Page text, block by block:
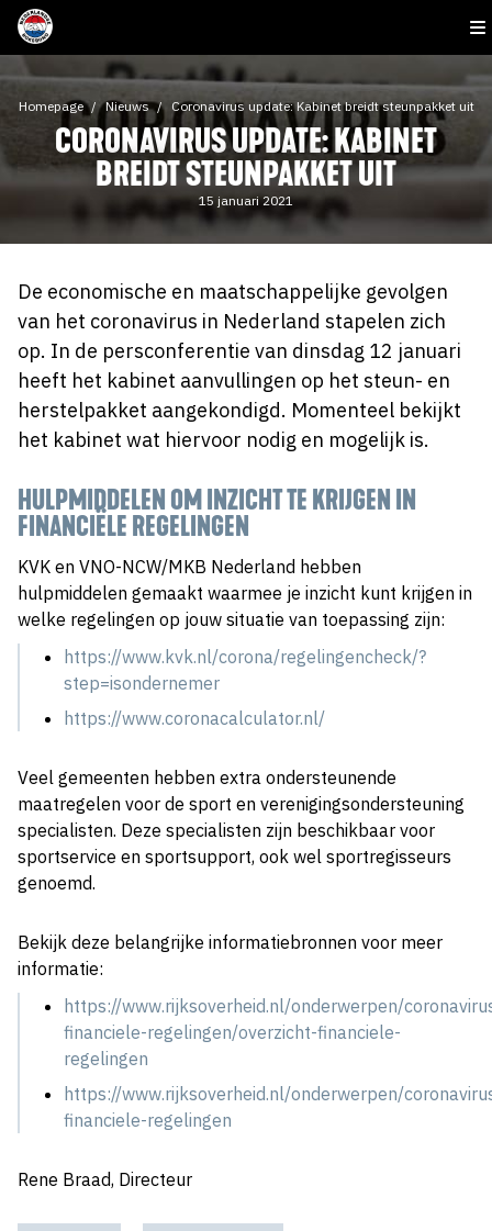
Homepage Nieuws Coronavirus update: Kabinet breidt steunpakket uit
CORONAVIRUS UPDATE: KABINET
BREIDT STEUNPAKKET UIT
15 januari 2021
De economische en maatschappelijke gevolgen
van het coronavirus in Nederland stapelen zich
op. In de persconferentie van dinsdag 12 januari
heeft het kabinet aanvullingen op het steun- en
herstelpakket aangekondigd. Momenteel bekijkt
het kabinet wat hiervoor nodig en mogelijk is.
HULPMIDDELEN OM INZICHT TE KRIJGEN IN
FINANCIËLE REGELINGEN
KVK en VNO-NCW/MKB Nederland hebben
hulpmiddelen gemaakt waarmee je inzicht kunt krijgen in
welke regelingen op jouw situatie van toepassing zijn:
https://www.kvk.nl/corona/regelingencheck/?
step=isondernemer
https://www.coronacalculator.nl/
Veel gemeenten hebben extra ondersteunende
maatregelen voor de sport en verenigingsondersteuning
specialisten. Deze specialisten zijn beschikbaar voor
sportservice en sportsupport, ook wel sportregisseurs
genoemd.
Bekijk deze belangrijke informatiebronnen voor meer
informatie:
https://www.rijksoverheid.nl/onderwerpen/
financiele-regelingen/overzicht-financiele-
regelingen
https://www.rijksoverheid.nl/onderwerpen/
financiele-regelingen
Rene Braad, Directeur